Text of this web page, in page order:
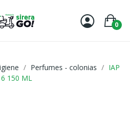
0
Perfumes - colonias
IAP
6 150 ML